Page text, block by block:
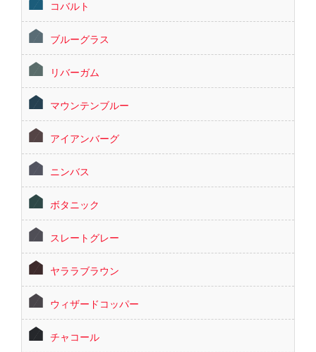
コバルト
ブルーグラス
リバーガム
マウンテンブルー
アイアンバーグ
ニンバス
ボタニック
スレートグレー
ヤララブラウン
ウィザードコッパー
チャコール